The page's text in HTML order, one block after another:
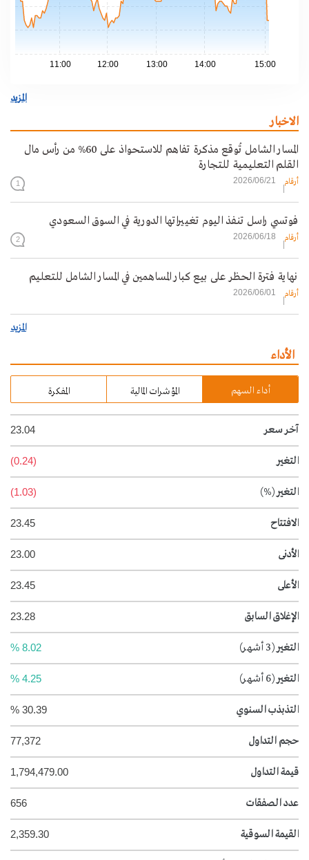
11:00 12:00 13:00 14:00 15:00
المزيد
الاخبار
المسار الشامل تُوقع مذكرة تفاهم للاستحواذ على 60% من رأس مال
القلم التعليمية للتجارة
أرقام 2026/06/21
1
فوتسي راسل تنفذ اليوم تغييراتها الدورية في السوق السعودي
أرقام 2026/06/18
2
نهاية فترة الحظر على بيع كبار المساهمين في المسار الشامل للتعليم
أرقام 2026/06/01
المزيد
الأداء
أداء السهم المؤشرات المالية المفكرة
آخر سعر 23.04
التغير (0.24)
التغير(%)
(1.03)
الافتتاح 23.45
الأدنى 23.00
الأعلى 23.45
الإغلاق السابق 23.28
التغير(3 أشهر) 8.02 %
التغير(6 أشهر) 4.25 %
التذبذب السنوي 30.39 %
حجم التداول 77,372
قيمة التداول 1,794,479.00
عدد الصفقات 656
القيمة السوقية 2,359.30